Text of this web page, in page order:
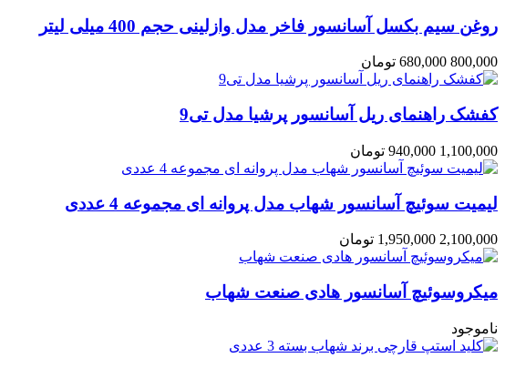
روغن سیم بکسل آسانسور فاخر مدل وازلینی حجم 400 میلی لیتر
800,000 680,000 تومان
کفشک راهنمای ریل آسانسور پرشیا مدل تی9
1,100,000 940,000 تومان
لیمیت سوئیچ آسانسور شهاب مدل پروانه ای مجموعه 4 عددی
2,100,000 1,950,000 تومان
میکروسوئیچ آسانسور هادی صنعت شهاب
ناموجود